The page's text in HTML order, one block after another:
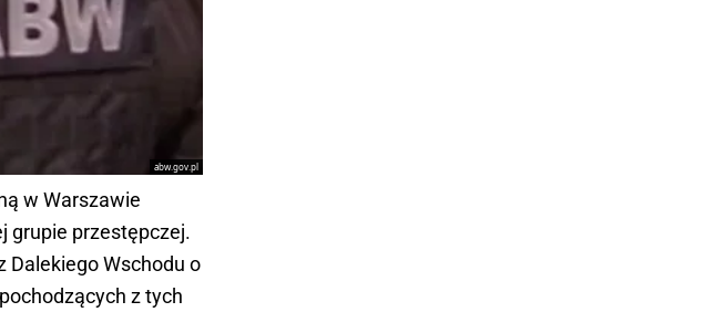
abw.gov.pl
w Warszawie
grupie przestępczej.
Dalekiego Wschodu o
z tych